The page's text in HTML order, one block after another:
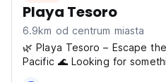
Playa Tesoro
6.9km od centrum miasta
🌿 Playa Tesoro – Escape
Pacific 🌊 Looking for